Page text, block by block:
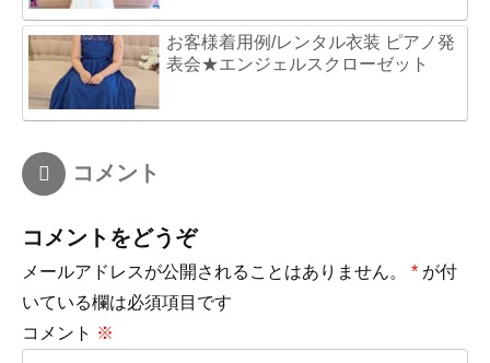
お客様着用例/レンタル衣装 ピアノ発
表会★エンジェルスクローゼット
コメント
コメントをどうぞ
メールアドレスが公開されることはありません。 * が付
いている欄は必須項目です
コメント ※